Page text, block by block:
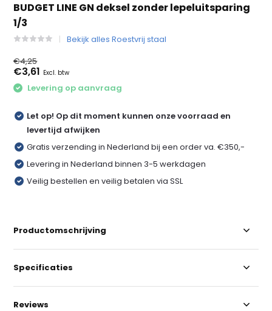
BUDGET LINE GN deksel zonder lepeluitsparing
1/3
Bekijk alles Roestvrij staal
€4,25
€3,61 Excl. btw
Levering op aanvraag
Let op! Op dit moment kunnen onze voorraad en
levertijd afwijken
Gratis verzending in Nederland bij een order va. €350,-
Levering in Nederland binnen 3-5 werkdagen
Veilig bestellen en veilig betalen via SSL
Productomschrijving
Specificaties
Reviews